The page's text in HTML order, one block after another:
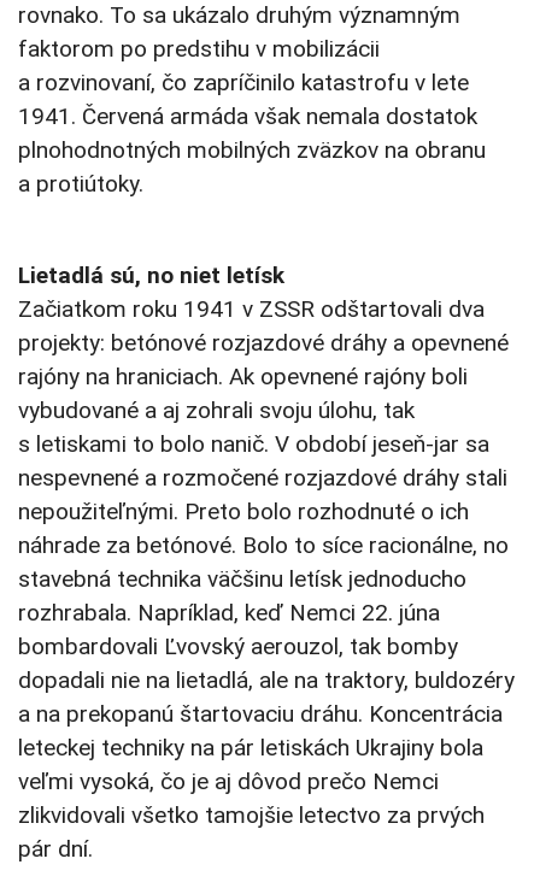
rovnako. To sa ukázalo druhým významným
faktorom po predstihu v mobilizácii
a rozvinovaní, čo zapríčinilo katastrofu v lete
1941. Červená armáda však nemala dostatok
plnohodnotných mobilných zväzkov na obranu
a protiútoky.
Lietadlá sú, no niet letísk
Začiatkom roku 1941 v ZSSR odštartovali dva
projekty: betónové rozjazdové dráhy a opevnené
rajóny na hraniciach. Ak opevnené rajóny boli
vybudované a aj zohrali svoju úlohu, tak
s letiskami to bolo nanič. V období jeseň-jar sa
nespevnené a rozmočené rozjazdové dráhy stali
nepoužiteľnými. Preto bolo rozhodnuté o ich
náhrade za betónové. Bolo to síce racionálne, no
stavebná technika väčšinu letísk jednoducho
rozhrabala. Napríklad, keď Nemci 22. júna
bombardovali Ľvovský aerouzol, tak bomby
dopadali nie na lietadlá, ale na traktory, buldozéry
a na prekopanú štartovaciu dráhu. Koncentrácia
leteckej techniky na pár letiskách Ukrajiny bola
veľmi vysoká, čo je aj dôvod prečo Nemci
zlikvidovali všetko tamojšie letectvo za prvých
pár dní.